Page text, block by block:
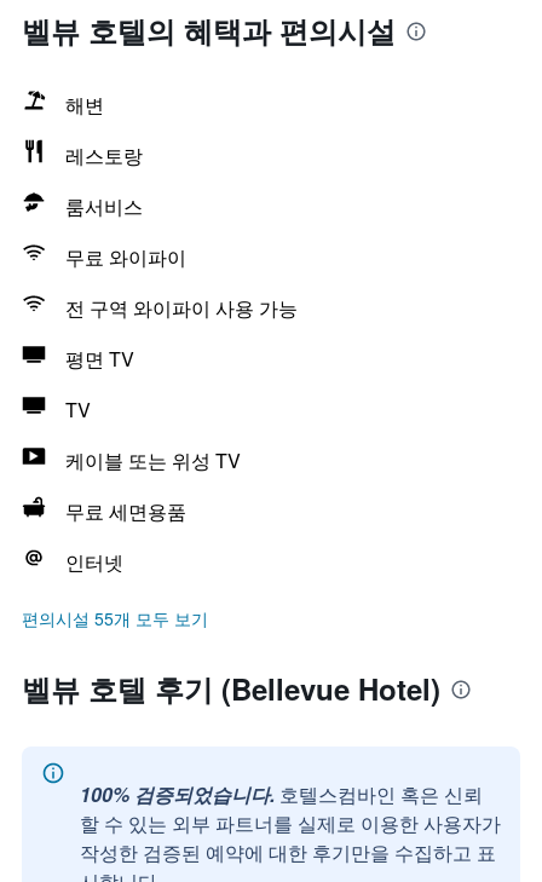
벨뷰 호텔의 혜택​과 편의시설
해변
레스토랑
룸서비스
무료 와이파이
전 구역 와이파이 사용 가능
평면 TV
TV
케이블 또는 위성 TV
무료 세면용품
인터넷
편의시설 55개 모두 보기
벨뷰 호텔 후기 (Bellevue Hotel)
100% 검증되었습니다. 호텔스컴바인 혹은 신뢰
할 수 있는 외부 파트너를 실제로 이용한 사용자가
작성한 검증된 예약에 대한 후기만을 수집하고 표